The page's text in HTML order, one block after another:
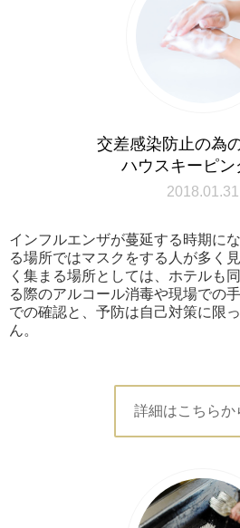
交差感染防止の為
ハウスキーピン
2018.01.31
インフルエンザが蔓延する時期に
る場所ではマスクをする人が多く
く集まる場所としては、ホテルも
る際のアルコール消毒や現場での
での確認と、予防は自己対策に限
ん。
詳細はこちら